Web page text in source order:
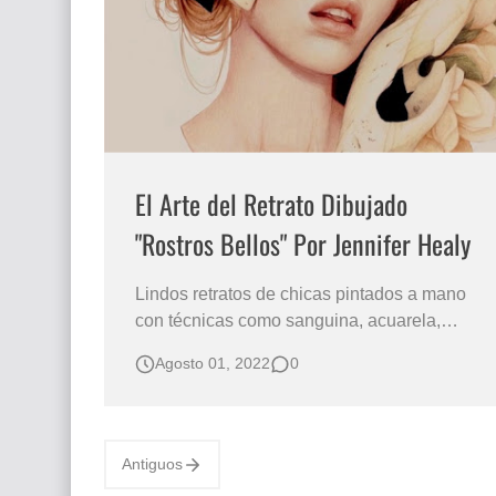
Que significan los cuadros de negras
El mundo del arte en pintura surrealista
El Arte del Retrato Dibujado
"Rostros Bellos" Por Jennifer Healy
Lindos retratos de chicas pintados a mano
con técnicas como sanguina, acuarela,
embargo la artista también utiliza el diseño
Agosto 01, 2022 0
Antiguos